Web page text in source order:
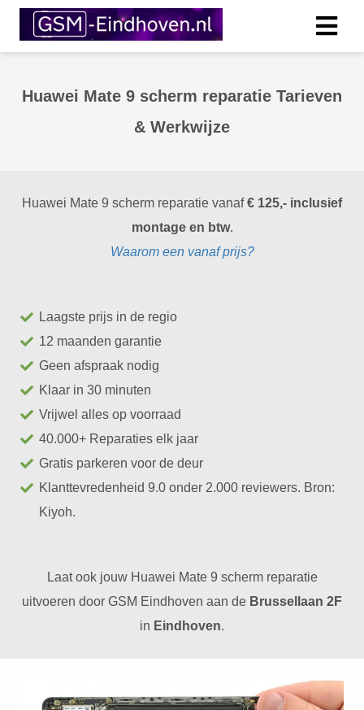
Huawei Mate 9 scherm reparatie Tarieven
& Werkwijze
Huawei Mate 9 scherm reparatie vanaf€ 125,- inclusief
montage en btw.
Waarom een vanaf prijs?
Laagste prijs in de regio
12 maanden garantie
Geen afspraak nodig
Klaar in 30 minuten
Vrijwel alles op voorraad
40.000+ Reparaties elk jaar
Gratis parkeren voor de deur
Klanttevredenheid 9.0 onder 2.000 reviewers. Bron:
Kiyoh.
Laat ook jouw Huawei Mate 9 scherm reparatie
uitvoeren door GSM Eindhoven aan de Brussellaan 2F
in Eindhoven.